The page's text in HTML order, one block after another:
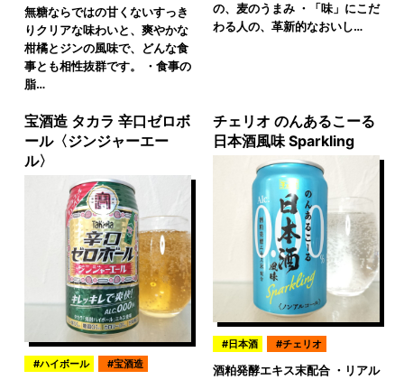
無糖ならではの甘くないすっき
りクリアな味わいと、爽やかな
柑橘とジンの風味で、どんな食
事とも相性抜群です。 ・食事の
脂…
の、麦のうまみ ・「味」にこだ
わる人の、革新的なおいし…
宝酒造 タカラ 辛口ゼロボ
ール〈ジンジャーエー
ル〉
ハイボール 宝酒造
チェリオ のんあるこーる
日本酒風味 Sparkling
日本酒 チェリオ
酒粕発酵エキス末配合 ・リアル